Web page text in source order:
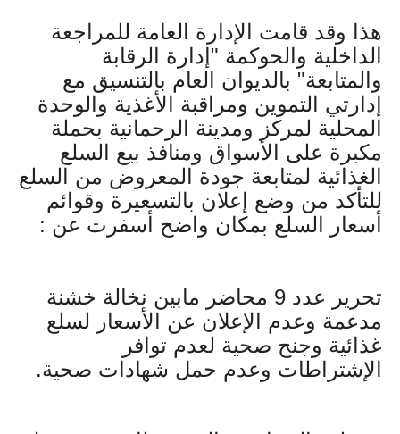
هذا وقد قامت الإدارة العامة للمراجعة
الداخلية والحوكمة "إدارة الرقابة
والمتابعة" بالدیوان العام بالتنسيق مع
إدارتي التموين ومراقبة الأغذية والوحدة
المحلية لمركز ومدينة الرحمانية بحملة
مكبرة على الأسواق ومنافذ بيع السلع
الغذائية لمتابعة جودة المعروض من السلع
للتأكد من وضع إعلان بالتسعيرة وقوائم
أسعار السلع بمكان واضح أسفرت عن :
تحرير عدد 9 محاضر مابين نخالة خشنة
مدعمة وعدم الإعلان عن الأسعار لسلع
غذائية وجنح صحية لعدم توافر
الإشتراطات وعدم حمل شهادات صحية.